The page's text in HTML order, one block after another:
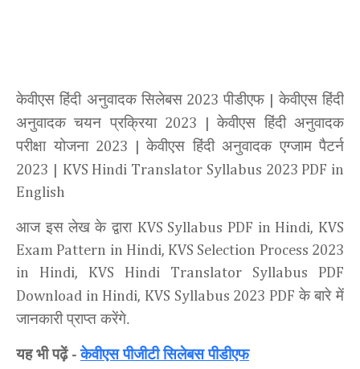
केवीएस हिंदी अनुवादक सिलेबस2023 पीडीएफ
केवीएस हिंदी
अनुवादक चयन प्रक्रिया 2023 |केवीएस हिंदी अनुवादक
परीक्षा योजना 2023 | केवीएस हिंदी अनुवादक एग्जाम पैटर्न
2023
KVS Hindi Translator Syllabus 2023 PDF in
English
आज इस लेख के द्वारा KVS Syllabus PDF in Hindi, KVS
Exam Pattern in Hindi, KVS Selection Process 2023
in Hindi, KVS Hindi Translator Syllabus PDF
Download in Hindi, KVS Syllabus 2023 PDF के बारे में
जानकारी प्राप्त करेंगे.
यह भी पढ़ें - केवीएस पीजीटी सिलेबस पीडीएफ